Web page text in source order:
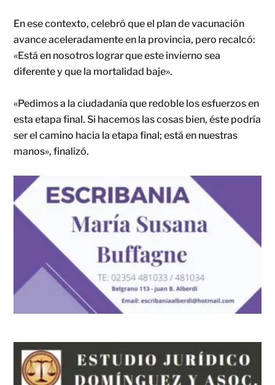
En ese contexto, celebró que el plan de vacunación
avance aceleradamente en la provincia, pero recalcó:
«Está en nosotros lograr que este invierno sea
diferente y que la mortalidad baje».
«Pedimos a la ciudadanía que redoble los esfuerzos en
esta etapa final. Si hacemos las cosas bien, éste podría
ser el camino hacia la etapa final; está en nuestras
manos», finalizó.